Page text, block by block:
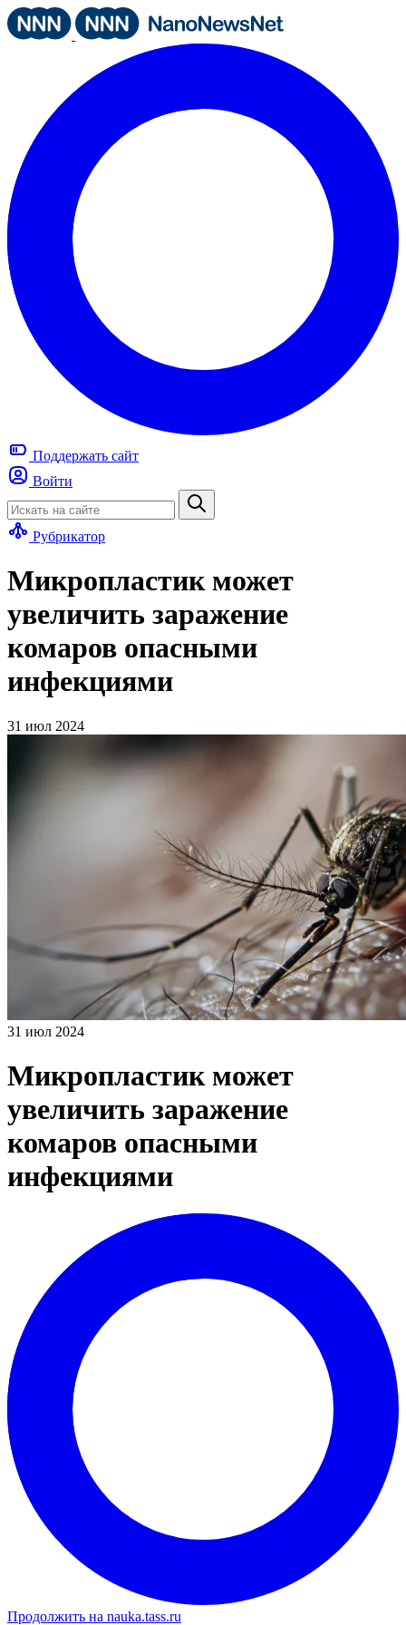
Поддержать сайт
Войти
Рубрикатор
Микропластик может
увеличить заражение
комаров опасными
инфекциями
31 июл 2024
31 июл 2024
Микропластик может
увеличить заражение
комаров опасными
инфекциями
Продолжить на nauka.tass.ru